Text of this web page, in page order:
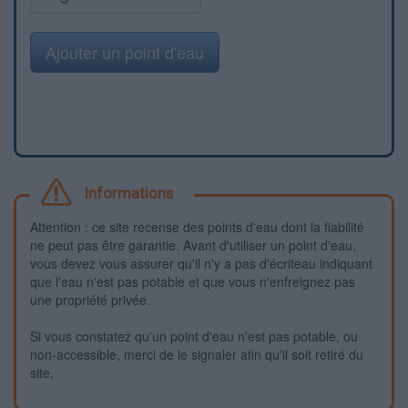
Ajouter un point d'eau
Informations
Attention : ce site recense des points d'eau dont la fiabilité
ne peut pas être garantie. Avant d'utiliser un point d'eau,
vous devez vous assurer qu'il n'y a pas d'écriteau indiquant
que l'eau n'est pas potable et que vous n'enfreignez pas
une propriété privée.
Si vous constatez qu'un point d'eau n'est pas potable, ou
non-accessible, merci de le signaler afin qu'il soit retiré du
site.